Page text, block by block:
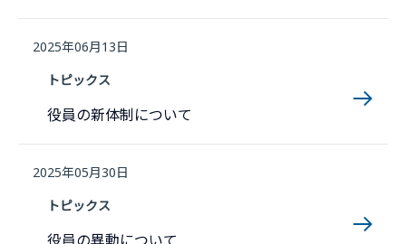
2025年06月13日
トピックス
役員の新体制について
2025年05月30日
トピックス